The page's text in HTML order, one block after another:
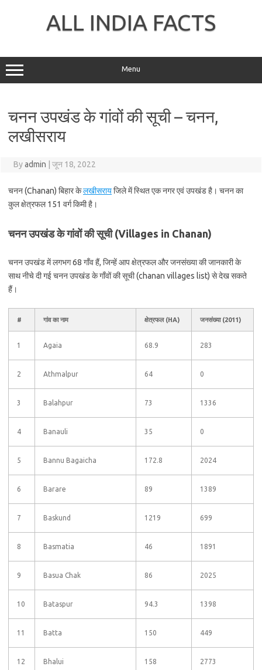
ALL INDIA FACTS
Menu
चनन उपखंड के गांवों की सूची – चनन,
लखीसराय
Byadmin जून 18, 2022
चनन (Chanan) बिहार केलखीसरायजिले में स्थित एक नगर एवं उपखंड है। चनन का
कुल क्षेत्रफल 151 वर्ग किमी है।
चनन उपखंड के गांवों की सूची (Villages in Chanan)
चनन उपखंड में लगभग 68 गाँव हैं, जिन्हें आप क्षेत्रफल और जनसंख्या की जानकारी के
साथ नीचे दी गई चनन उपखंड के गाँवों की सूची (chanan villages list) से देख सकते
हैं।
# गांव का नाम क्षेत्रफल (HA) जनसंख्या (2011)
1 Agaia 68.9 283
2 Athmalpur 64 0
3 Balahpur 73 1336
4 Banauli 35 0
5 Bannu Bagaicha 172.8 2024
6 Barare 89 1389
7 Baskund 1219 699
8 Basmatia 46 1891
9 Basua Chak 86 2025
10 Bataspur 94.3 1398
11 Batta 150 449
12 Bhalui 158 2773